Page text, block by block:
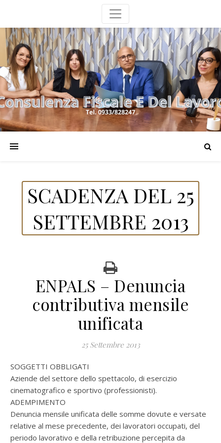
SCADENZA DEL 25
SETTEMBRE 2013
ENPALS – Denuncia
contributiva mensile
unificata
25 Settembre 2013
SOGGETTI OBBLIGATI
Aziende del settore dello spettacolo, di esercizio
cinematografico e sportivo (professionisti).
ADEMPIMENTO
Denuncia mensile unificata delle somme dovute e versate
relative al mese precedente, dei lavoratori occupati, del
periodo lavorativo e della retribuzione percepita da